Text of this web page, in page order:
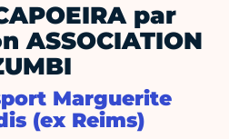
par
ASSOCIATION
Marguerite
(ex Reims)